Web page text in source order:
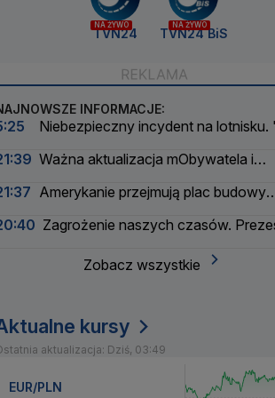
NA ŻYWO
TVN24
NA ŻYWO
TVN24 BiS
INFORMACJE:
Niebezpieczny incydent na lotnisku.
Ważna aktualizacja mObywatela i
Amerykanie przejmują plac budowy
Zagrożenie naszych czasów.
Zobacz wszystkie
kursy
aktualizacja: Dziś, 03:49
EUR/PLN